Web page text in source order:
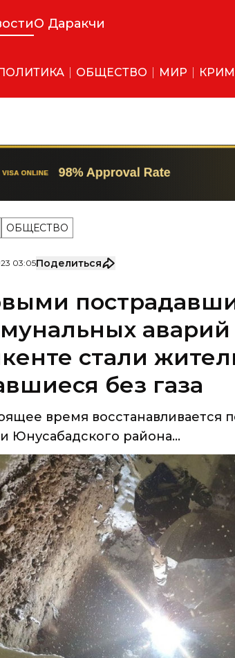
О Даракчи
ОБЩЕСТВО МИР
ОБЩЕСТВО
03:05Поделиться
аварий
стали
без газа
время восстанавливается
Юнусабадского района...